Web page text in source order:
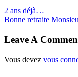
Post
navigation
2 ans déjà…
Bonne retraite
Leave A
Vous devez vous